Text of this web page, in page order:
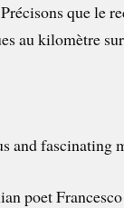
que le
au kilomètre
and fascinating
poet